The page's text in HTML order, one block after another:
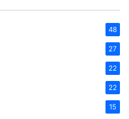
48
27
22
22
15